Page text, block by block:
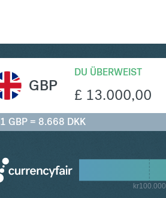
GBP
DU ÜBERWEIST
£ 13.000,00
1 GBP = 8.668 DKK
kr100.000